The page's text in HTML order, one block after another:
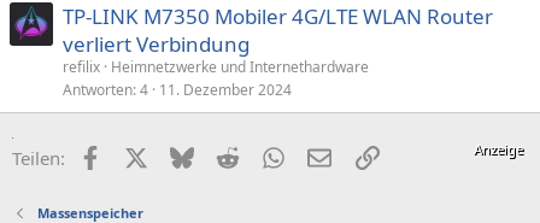
TP-LINK M7350 Mobiler 4G/LTE WLAN Router
verliert Verbindung
refilix Heimnetzwerke und Internethardware
Antworten 4 11. Dezember 2024
Teilen: FacebookX (Twitter)
BlueskyRedditWhatsApp
E-MailLink
Massenspeicher